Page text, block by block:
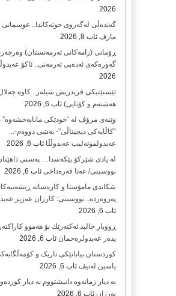
2026
گەندەڵی لەگەروی حوتەکاندا..
مارف ئاب 8, 2026
ڕۆمانی (زامه‌كانی ئەرمەنستان)
گه‌وره‌كه‌ی ئه‌ده‌بی ئه‌رمه‌نی.. ئاكۆ
2026
ئێستێتیکی فریدریش شیلەر.. کاوە
هەشتەم و کۆتایی) ئاب 6, 2026
وێنەی مرۆڤ لە “خودێکی مانابەخشەوە”
“کاڵایەکی دیجیتاڵی”- بەشی دووەم-..
عەبدولموتەلیب عەبدوڵڵا ئاب 6, 2026
لە یادی شێرکۆ بێکەسدا… پەسنی
نووسینی/ عەتا قەرەداخی ئاب 6, 2026
شکاندی مامۆستا و کارەساتە
پەروەردە.. نووسینی: کارزان عەزیز
ئاب 6, 2026
ڕووبار خالید ئەكتەرێك بۆ هەموو
یدەر عەبدولرەحمان ئاب 6, 2026
کوردستان بیابانێکی تاریک و
یاسین لەتیف ئاب 6, 2026
بە دیار زمانەوە دانیشتووم بە دیار
بەرزان ئاب 6, 2026